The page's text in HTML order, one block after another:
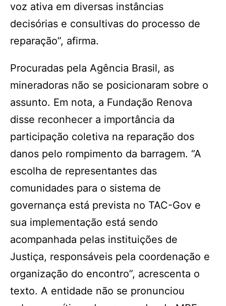
voz ativa em diversas instâncias
decisórias e consultivas do processo de
reparação”, afirma.
Procuradas pela Agência Brasil, as
mineradoras não se posicionaram sobre o
assunto. Em nota, a Fundação Renova
disse reconhecer a importância da
participação coletiva na reparação dos
danos pelo rompimento da barragem. “A
escolha de representantes das
comunidades para o sistema de
governança está prevista no TAC-Gov e
sua implementação está sendo
acompanhada pelas instituições de
Justiça, responsáveis pela coordenação e
organização do encontro”, acrescenta o
texto. A entidade não se pronunciou